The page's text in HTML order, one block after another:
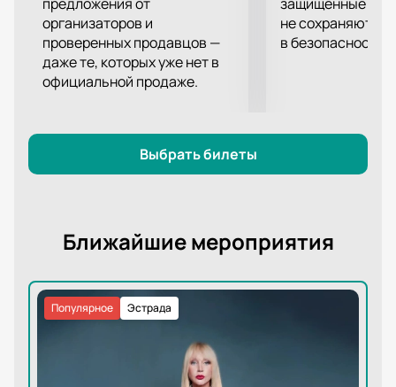
организаторов и
проверенных продавцов —
даже те, которых уже нет в
официальной продаже.
не сохраняются
в безопасности.
Выбрать билеты
Ближайшие мероприятия
Эстрада
Популярное